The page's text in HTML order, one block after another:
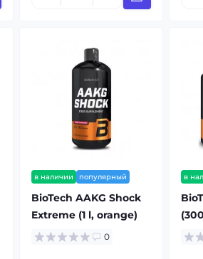
в наличии популярный
BioTech AAKG Shock
Extreme (1 l, orange)
0
в